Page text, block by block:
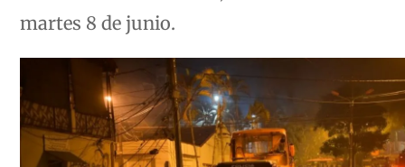
martes 8 de junio.